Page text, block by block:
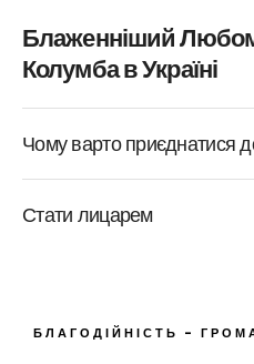
Блаженніший
Колумба в Україні
Чому варто приєднатися
Стати лицарем
БЛАГОДІЙНІСТЬ -